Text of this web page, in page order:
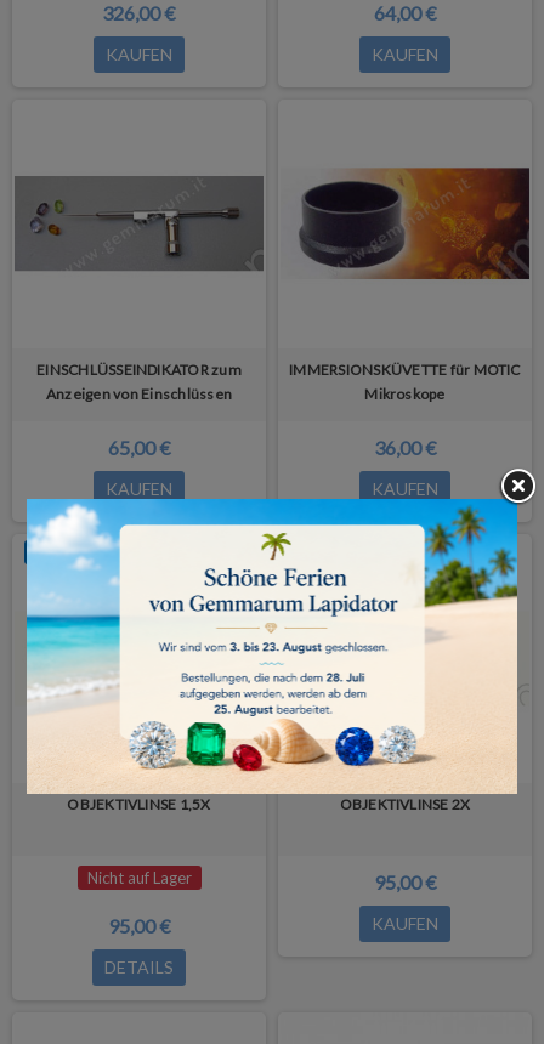
326,00 €
KAUFEN
64,00 €
KAUFEN
EINSCHLÜSSEINDIKATOR zum
Anzeigen von Einschlüssen
65,00 €
KAUFEN
IMMERSIONSKÜVETTE für MOTIC
Mikroskope
36,00 €
KAUFEN
NICHT AUF LAGER
OBJEKTIVLINSE 1,5X
Nicht auf Lager
95,00 €
DETAILS
OBJEKTIVLINSE 2X
95,00 €
KAUFEN